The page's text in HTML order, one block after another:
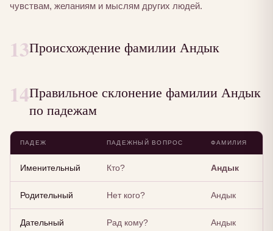
чувствам, желаниям и мыслям других людей.
13Происхождение фамилии Андык
14Правильное склонение фамилии Андык
по падежам
ПАДЕЖ ПАДЕЖНЫЙ ВОПРОС ФАМИЛИЯ
Именительный Кто? Андык
Родительный Нет кого? Андык
Дательный Рад кому? Андык